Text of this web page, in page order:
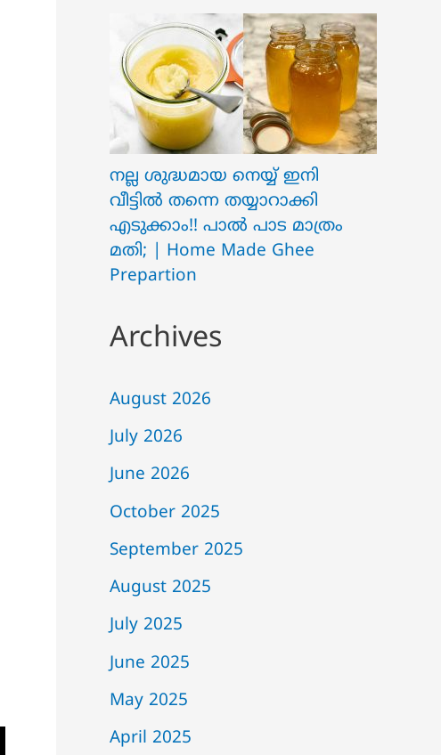
നല്ല ശുദ്ധമായ നെയ്യ് ഇനി
വീട്ടിൽ തന്നെ തയ്യാറാക്കി
എടുക്കാം!! പാൽ പാട മാത്രം
മതി; | Home Made Ghee
Prepartion
Archives
August 2026
July 2026
June 2026
October 2025
September 2025
August 2025
July 2025
June 2025
May 2025
April 2025